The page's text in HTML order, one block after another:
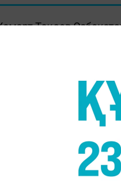
Тоқаев
хабарлайды
"Таза
де өзекті екеніне
бастамаңызды